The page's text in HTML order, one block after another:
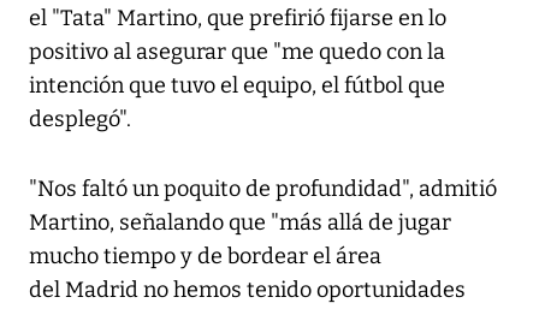
el "Tata" Martino, que prefirió fijarse en lo
positivo al asegurar que "me quedo con la
intención que tuvo el equipo, el fútbol que
desplegó".
"Nos faltó un poquito de profundidad", admitió
Martino, señalando que "más allá de jugar
mucho tiempo y de bordear el área
del Madrid no hemos tenido oportunidades